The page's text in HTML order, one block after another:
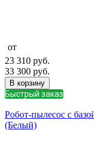
от
23 310 руб.
33 300 руб.
В корзину
Быстрый заказ
Робот-пылесос с
(Белый)